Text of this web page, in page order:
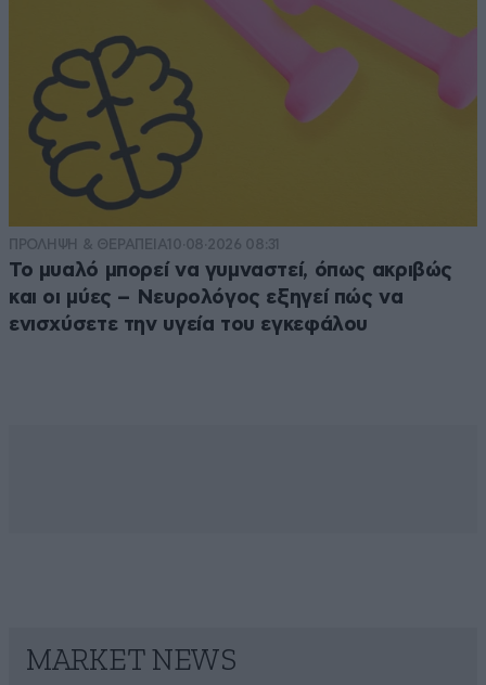
ΠΡΟΛΗΨΗ & ΘΕΡΑΠΕΙΑ10·08·2026 08:31
Το μυαλό μπορεί να γυμναστεί, όπως ακριβώς
και οι μύες – Νευρολόγος εξηγεί πώς να
ενισχύσετε την υγεία του εγκεφάλου
MARKET NEWS